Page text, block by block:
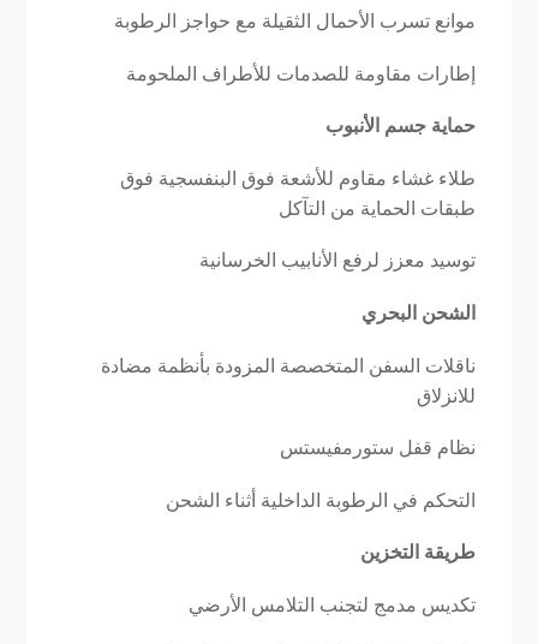
موانع تسرب الأحمال الثقيلة مع حواجز الرطوبة
إطارات مقاومة للصدمات للأطراف الملحومة
حماية جسم الأنبوب
طلاء غشاء مقاوم للأشعة فوق البنفسجية فوق
طبقات الحماية من التآكل
توسيد معزز لرفع الأنابيب الخرسانية
الشحن البحري
ناقلات السفن المتخصصة المزودة بأنظمة مضادة
للانزلاق
نظام قفل ستورمفيستس
التحكم في الرطوبة الداخلية أثناء الشحن
طريقة التخزين
تكديس مدمج لتجنب التلامس الأرضي